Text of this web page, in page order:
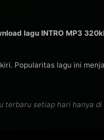
lagu INTRO MP3
Popularitas lagu ini
terbaru setiap hari hanya